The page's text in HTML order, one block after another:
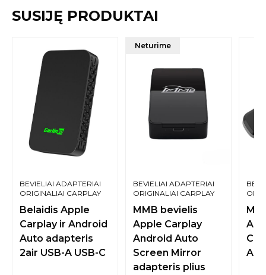
SUSIJĘ PRODUKTAI
BEVIELIAI ADAPTERIAI
ORIGINALIAI CARPLAY
Belaidis Apple
Carplay ir Android
Auto adapteris
2air USB-A USB-C
Neturime
BEVIELIAI ADAPTERIAI
ORIGINALIAI CARPLAY
MMB bevielis
Apple Carplay
Android Auto
Screen Mirror
adapteris plius